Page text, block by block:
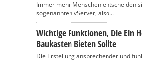
Immer mehr Menschen entscheiden
sogenannten vServer, also...
Wichtige Funktionen, Die Ein
Baukasten Bieten Sollte
Die Erstellung ansprechender und